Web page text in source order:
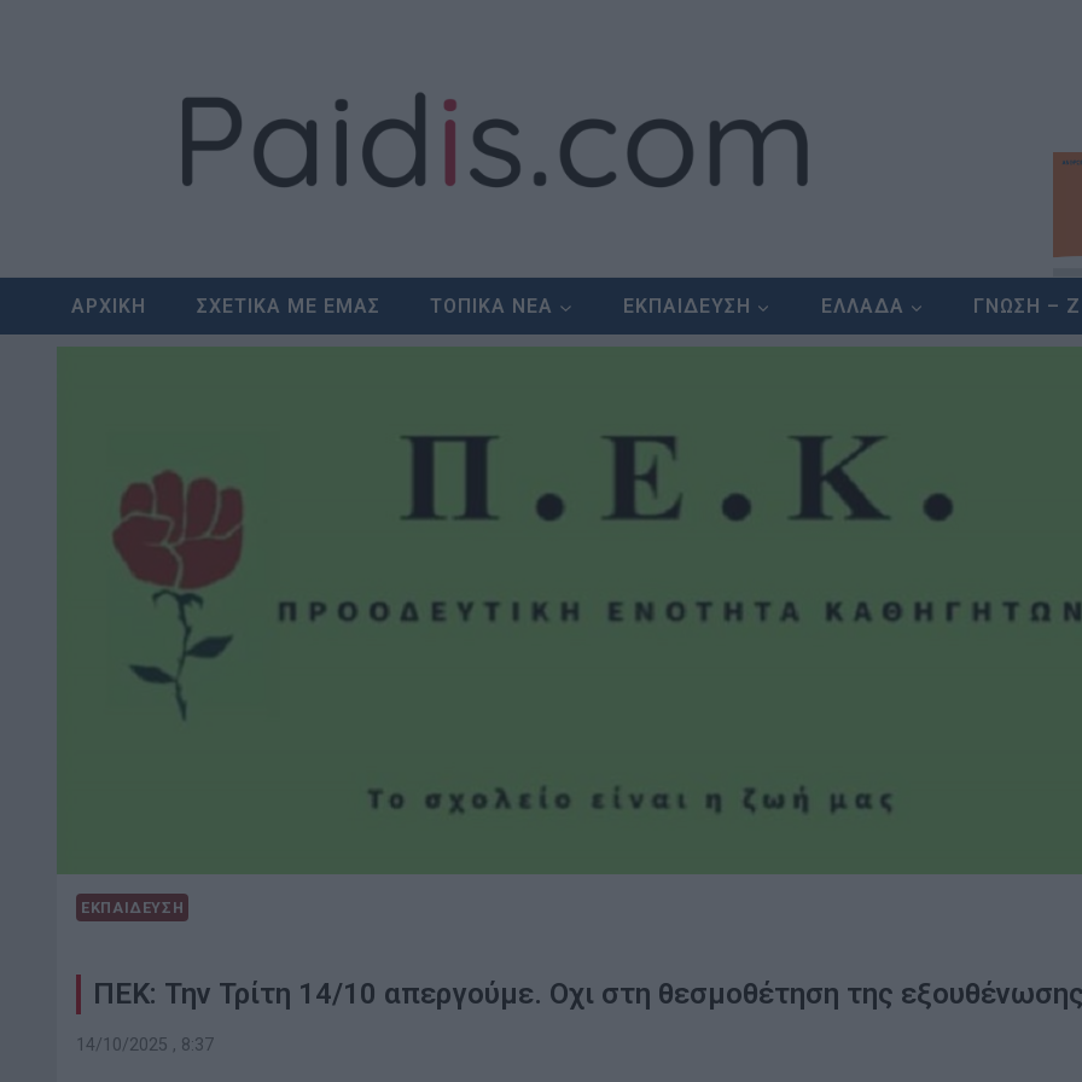
ΑΡΧΙΚΗ ΣΧΕΤΙΚΑ ΜΕ ΕΜΑΣ ΤΟΠΙΚΑ ΝΕΑ ΕΚΠΑΙΔΕΥΣΗ ΕΛΛΑΔΑ ΓΝΩΣΗ –
ΕΚΠΑΙΔΕΥΣΗ
ΠΕΚ: Την Τρίτη 14/10 απεργούμε. Οχι στη θεσμοθέτηση της
14/10/2025 , 8:37